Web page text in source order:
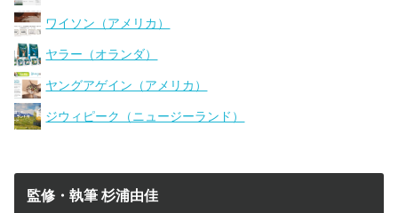
ワイソン（アメリカ）
ヤラー（オランダ）
ヤングアゲイン（アメリカ）
ジウィピーク（ニュージーランド）
監修・執筆 杉浦由佳